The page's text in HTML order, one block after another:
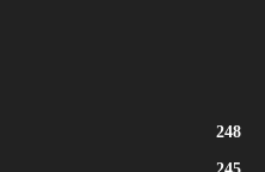
248